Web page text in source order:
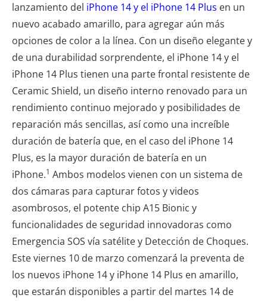
lanzamiento del iPhone 14 y el iPhone 14 Plus en un
nuevo acabado amarillo, para agregar aún más
opciones de color a la línea. Con un diseño elegante y
de una durabilidad sorprendente, el iPhone 14 y el
iPhone 14 Plus tienen una parte frontal resistente de
Ceramic Shield, un diseño interno renovado para un
rendimiento continuo mejorado y posibilidades de
reparación más sencillas, así como una increíble
duración de batería que, en el caso del iPhone 14
Plus, es la mayor duración de batería en un
iPhone.1 Ambos modelos vienen con un sistema de
dos cámaras para capturar fotos y videos
asombrosos, el potente chip A15 Bionic y
funcionalidades de seguridad innovadoras como
Emergencia SOS vía satélite y Detección de Choques.
Este viernes 10 de marzo comenzará la preventa de
los nuevos iPhone 14 y iPhone 14 Plus en amarillo,
que estarán disponibles a partir del martes 14 de